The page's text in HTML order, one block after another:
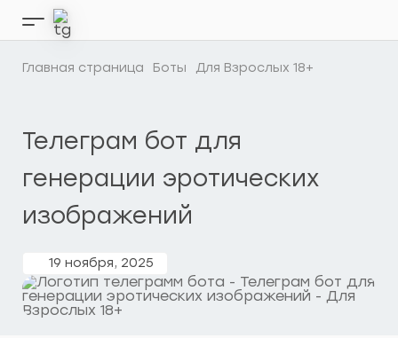
Перейти
содержимому
Кнопка
бокового
меню
Главная страница Боты Для Взрослых 18+
Телеграм бот для
генерации эротических
изображений
19 ноября, 2025